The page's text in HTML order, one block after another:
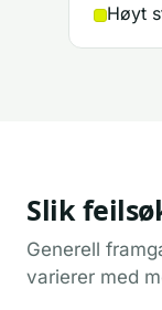
Høyt
Slik
Generell
varierer med